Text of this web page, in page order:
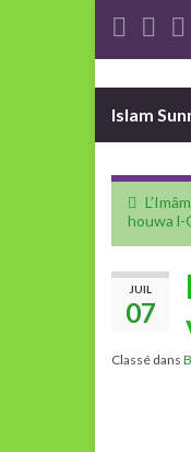
Islam
houwa l-
JUIL
07
Classé dans